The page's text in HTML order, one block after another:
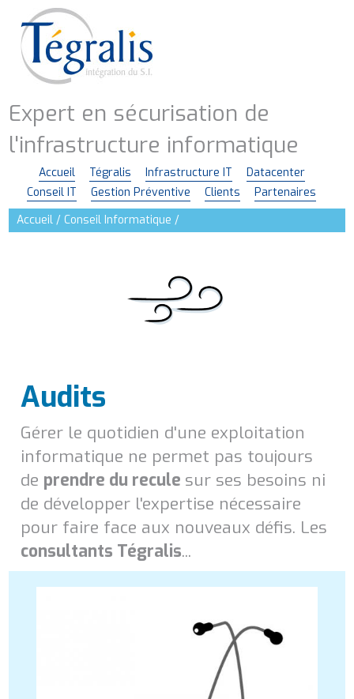
contenu
principal
Expert en sécurisation de
l'infrastructure informatique
Navigation
principale
Accueil Tégralis Infrastructure IT
Datacenter
Conseil IT
Gestion Préventive Clients
Partenaires
Accueil
Conseil Informatique
Audits
Gérer le quotidien d'une exploitation
informatique ne permet pas toujours
de prendre du recule sur ses besoins ni
de développer l'expertise nécessaire
pour faire face aux nouveaux défis. Les
consultants Tégralis...